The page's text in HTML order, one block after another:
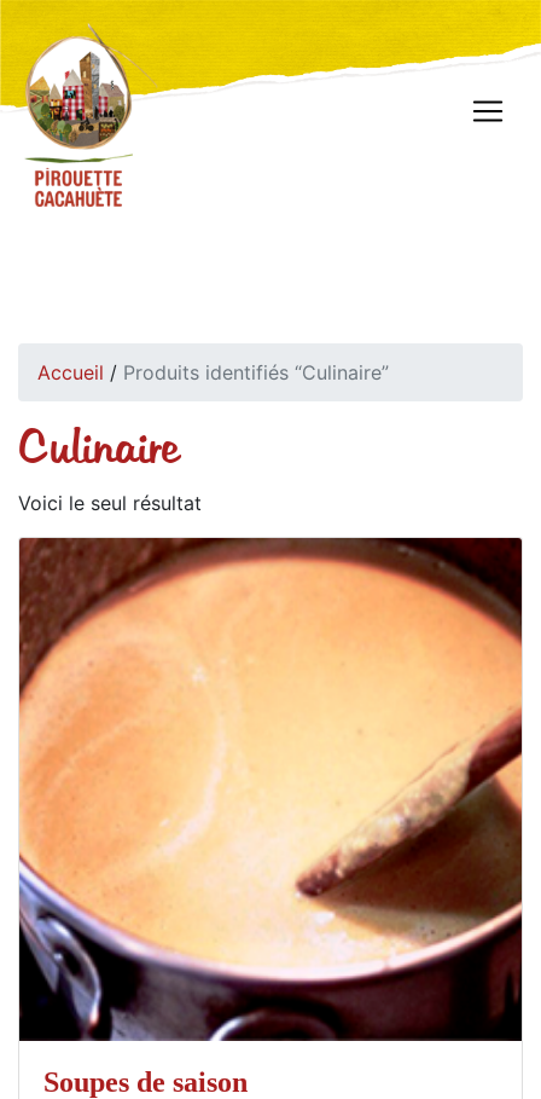
Accueil / Produits identifiés “Culinaire”
Culinaire
Voici le seul résultat
Soupes de saison